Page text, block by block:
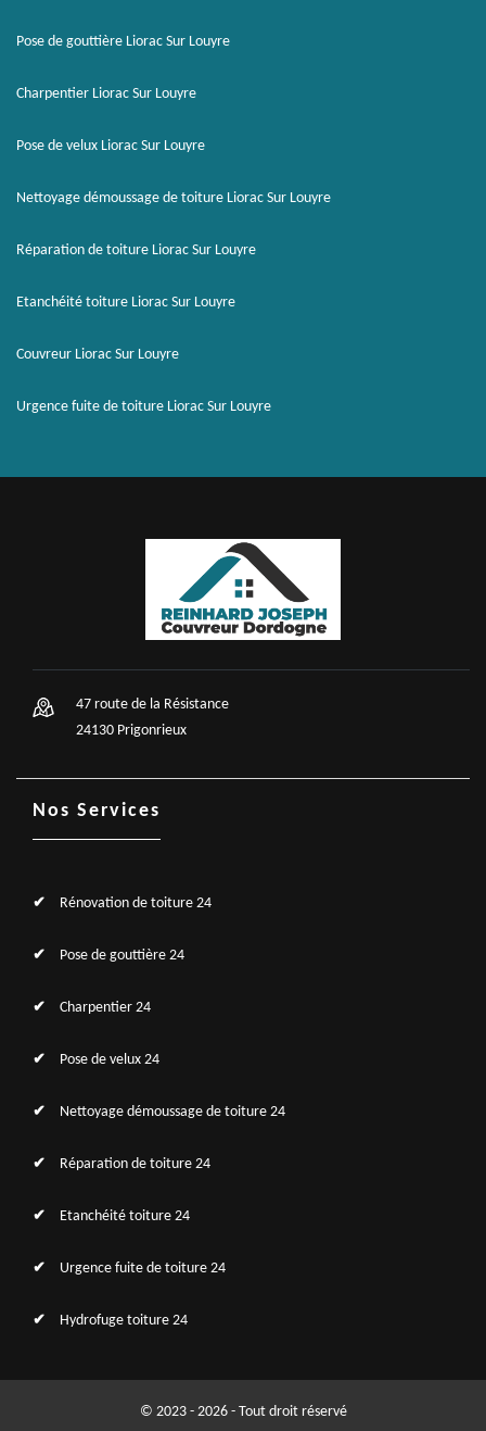
Pose de gouttière Liorac Sur Louyre
Charpentier Liorac Sur Louyre
Pose de velux Liorac Sur Louyre
Nettoyage démoussage de toiture Liorac Sur Louyre
Réparation de toiture Liorac Sur Louyre
Etanchéité toiture Liorac Sur Louyre
Couvreur Liorac Sur Louyre
Urgence fuite de toiture Liorac Sur Louyre
47 route de la Résistance
24130 Prigonrieux
Nos Services
Rénovation de toiture 24
Pose de gouttière 24
Charpentier 24
Pose de velux 24
Nettoyage démoussage de toiture 24
Réparation de toiture 24
Etanchéité toiture 24
Urgence fuite de toiture 24
Hydrofuge toiture 24
© 2023 - 2026 - Tout droit réservé